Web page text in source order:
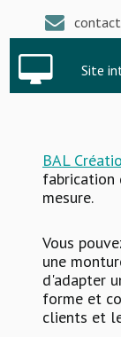
Site
BAL
fabrication
mesure.
Vous
une
d'adapter
forme et
clients et